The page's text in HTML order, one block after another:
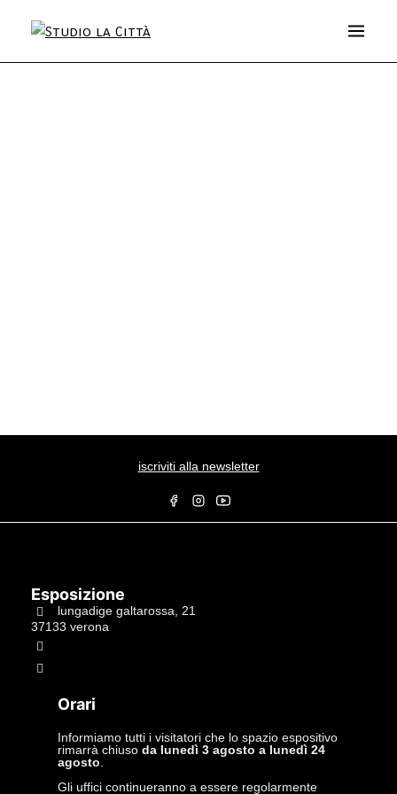
iscriviti alla newsletter
Esposizione
lungadige galtarossa, 21
37133 verona
Orari
Informiamo tutti i visitatori che lo spazio espositivo
rimarrà chiuso da lunedì 3 agosto a lunedì 24
agosto
Gli uffici continueranno a essere regolarmente